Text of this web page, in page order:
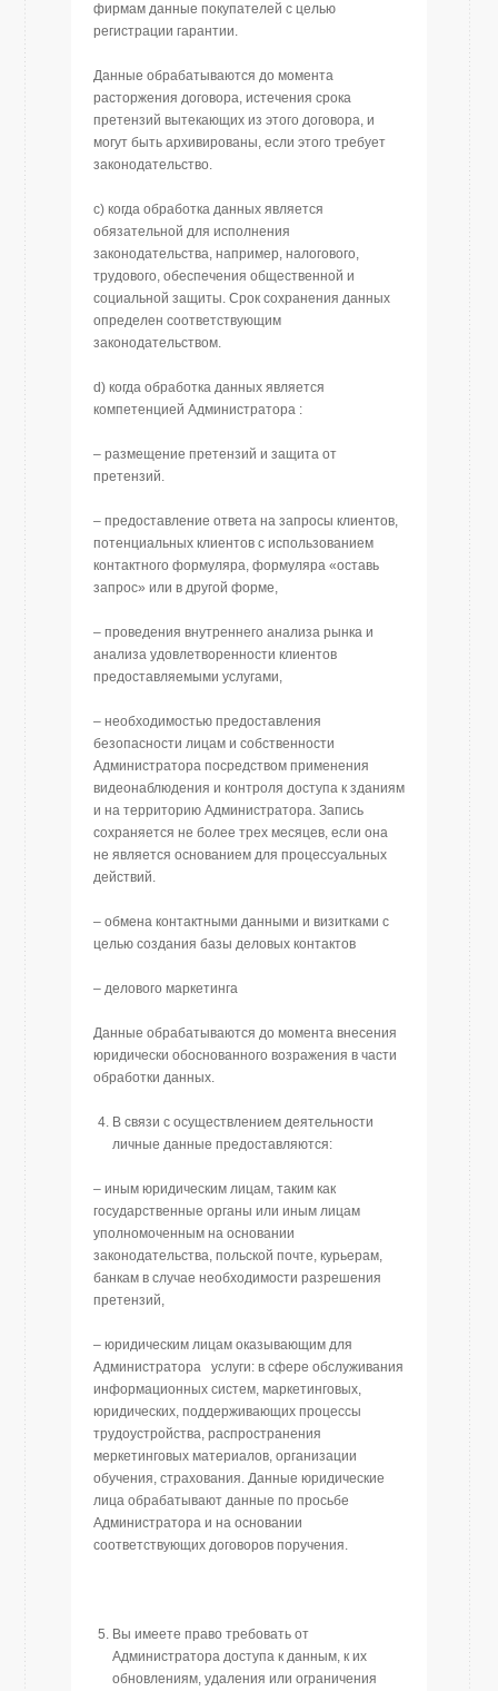
фирмам данные покупателей с целью
регистрации гарантии.
Данные обрабатываются до момента
расторжения договора, истечения срока
претензий вытекающих из этого договора, и
могут быть архивированы, если этого требует
законодательство.
c) когда обработка данных является
обязательной для исполнения
законодательства, например, налогового,
трудового, обеспечения общественной и
социальной защиты. Срок сохранения данных
определен соответствующим
законодательством.
d) когда обработка данных является
компетенцией Администратора :
– размещение претензий и защита от
претензий.
– предоставление ответа на запросы клиентов,
потенциальных клиентов с использованием
контактного формуляра, формуляра «оставь
запрос» или в другой форме,
– проведения внутреннего анализа рынка и
анализа удовлетворенности клиентов
предоставляемыми услугами,
– необходимостью предоставления
безопасности лицам и собственности
Администратора посредством применения
видеонаблюдения и контроля доступа к зданиям
и на территорию Администратора. Запись
сохраняется не более трех месяцев, если она
не является основанием для процессуальных
действий.
– обмена контактными данными и визитками с
целью создания базы деловых контактов
– делового маркетинга
Данные обрабатываются до момента внесения
юридически обоснованного возражения в части
обработки данных.
В связи с осуществлением деятельности
личные данные предоставляются:
– иным юридическим лицам, таким как
государственные органы или иным лицам
уполномоченным на основании
законодательства, польской почте, курьерам,
банкам в случае необходимости разрешения
претензий,
– юридическим лицам оказывающим для
Администратора услуги: в сфере обслуживания
информационных систем, маркетинговых,
юридических, поддерживающих процессы
трудоустройства, распространения
меркетинговых материалов, организации
обучения, страхования. Данные юридические
лица обрабатывают данные по просьбе
Администратора и на основании
соответствующих договоров поручения.
Вы имеете право требовать от
Администратора доступа к данным, к их
обновлениям, удаления или ограничения